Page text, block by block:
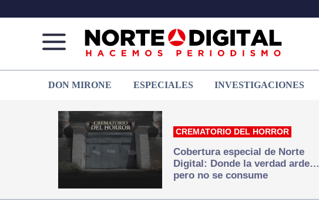
de
Juárez
que
hacemos periodismo
DON MIRONE ESPECIALES INVESTIGACIONES
CREMATORIO DEL HORROR
Cobertura especial de Norte
Digital: Donde la verdad arde…
pero no se consume